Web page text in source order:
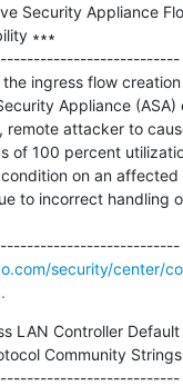
Security Appliance
∗∗∗
ingress flow
Appliance (ASA)
remote attacker to
of 100 percent
on an affected
to incorrect handling
---------------------------------------------
security/center/
LAN Controller
Community Strings